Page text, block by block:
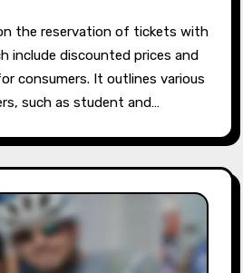
include discounted prices and
consumers. It outlines various
such as student and…